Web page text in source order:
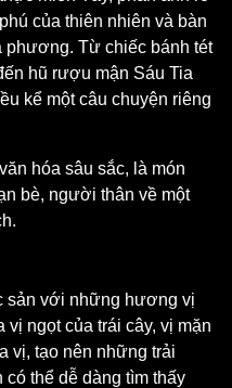
của thiên nhiên và bàn
Từ chiếc bánh tét
hũ rượu mận Sáu Tia
kể một câu chuyện riêng
hóa sâu sắc, là món
bè, người thân về một
sản với những hương vị
ngọt của trái cây, vị mặn
vị, tạo nên những trải
thể dễ dàng tìm thấy